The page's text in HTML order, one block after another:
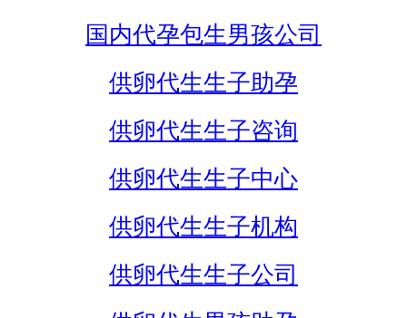
国内代孕包生男孩公司
供卵代生生子助孕
供卵代生生子咨询
供卵代生生子中心
供卵代生生子机构
供卵代生生子公司